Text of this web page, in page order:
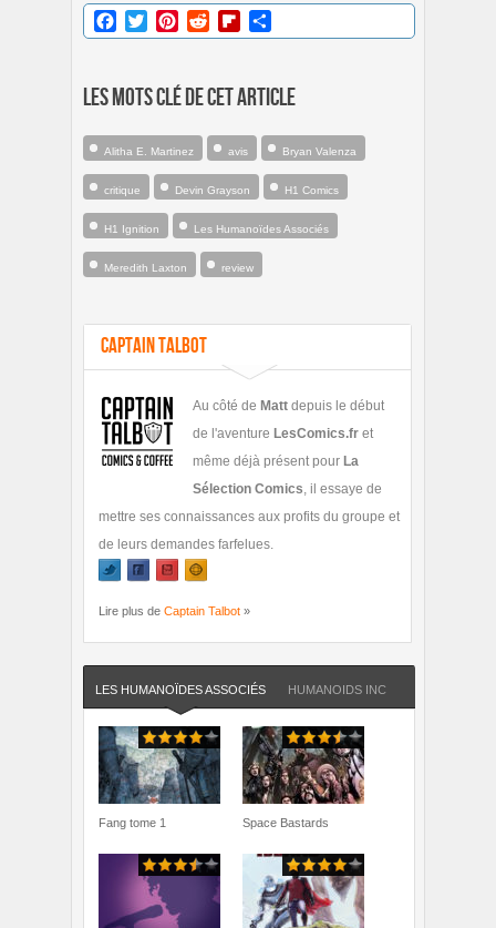
Facebook
TwitterPinterestRedditFlipboard
Les mots clé de cet article
Alitha E. Martinez avis Bryan Valenza
critique Devin Grayson H1 Comics
H1 Ignition Les Humanoïdes Associés
Meredith Laxton review
Captain Talbot
Au côté de Matt depuis le début
de l'aventure LesComics.fr et
même déjà présent pour La
Sélection Comics , il essaye de
mettre ses connaissances aux profits du groupe et
de leurs demandes farfelues.
Lire plus de Captain Talbot »
LES HUMANOÏDES ASSOCIÉS HUMANOIDS INC
Fang tome 1 Space Bastards